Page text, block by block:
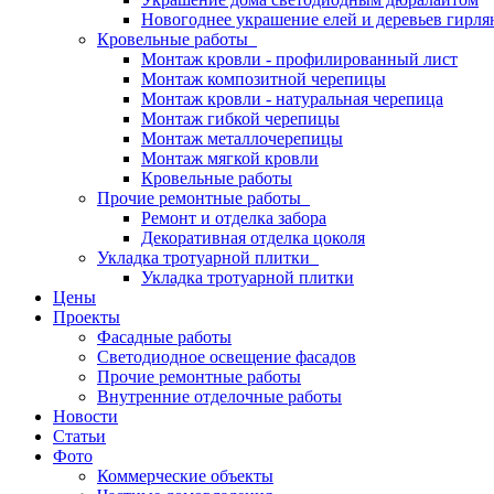
Новогоднее украшение елей и деревьев
Кровельные работы
Монтаж кровли - профилированный лист
Монтаж композитной черепицы
Монтаж кровли - натуральная черепица
Монтаж гибкой черепицы
Монтаж металлочерепицы
Монтаж мягкой кровли
Кровельные работы
Прочие ремонтные работы
Ремонт и отделка забора
Декоративная отделка цоколя
Укладка тротуарной плитки
Укладка тротуарной плитки
Цены
Проекты
Фасадные работы
Светодиодное освещение фасадов
Прочие ремонтные работы
Внутренние отделочные работы
Новости
Статьи
Фото
Коммерческие объекты